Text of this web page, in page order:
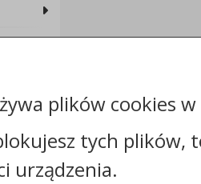
plików cookies
tych plików,
urządzenia.